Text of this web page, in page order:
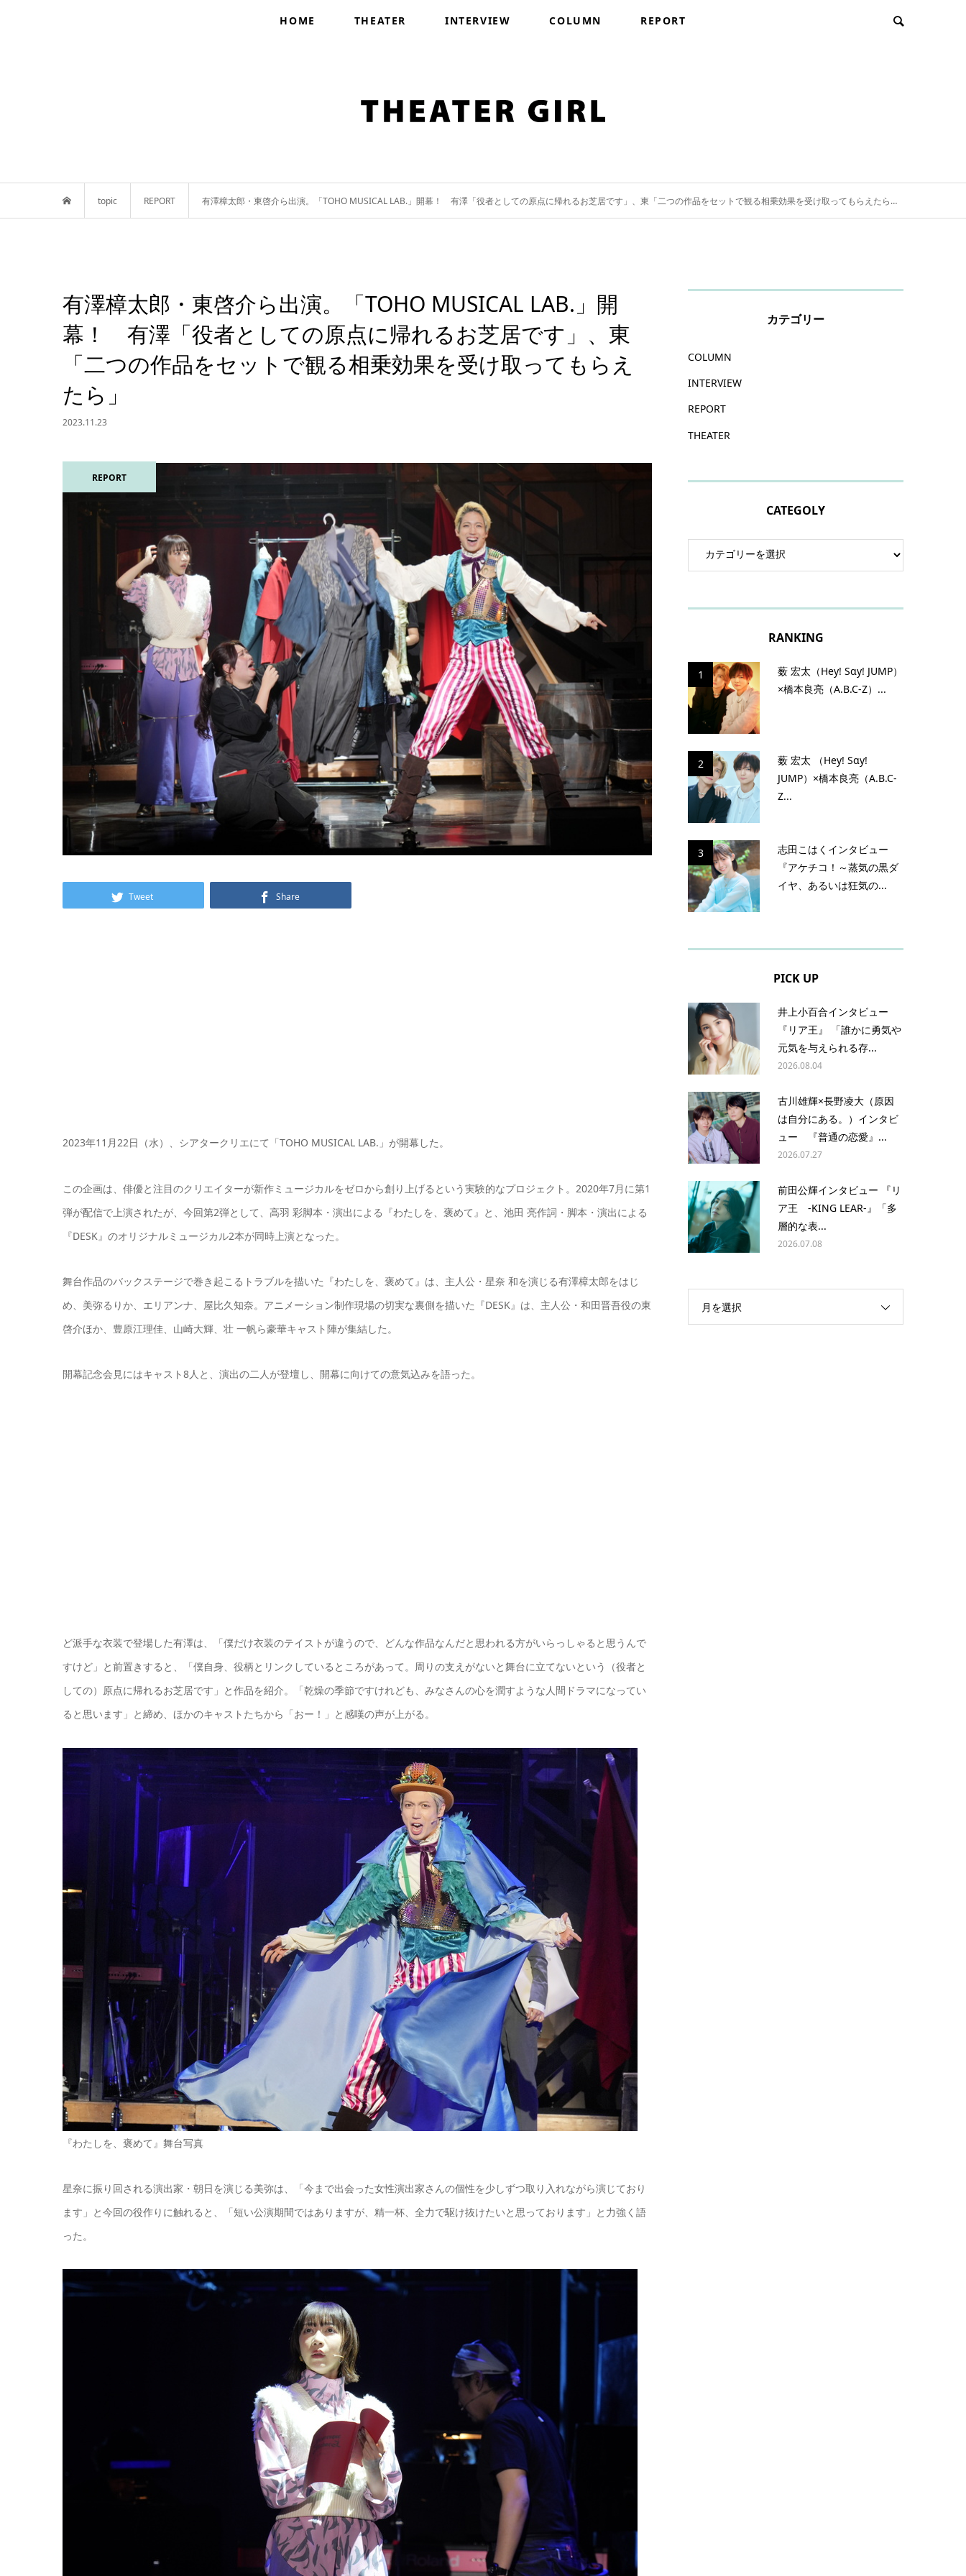
HOME THEATER INTERVIEW COLUMN REPORT
topic REPORT 有澤樟太郎・東啓介ら出演。「TOHO MUSICAL LAB.」開幕！ 有澤「役者としての原点に帰れるお芝居です」、東「二つの作品をセットで観る相乗効果を受け取ってもらえたら」
有澤樟太郎・東啓介ら出演。「TOHO MUSICAL LAB.」開
幕！ 有澤「役者としての原点に帰れるお芝居です」、東
「二つの作品をセットで観る相乗効果を受け取ってもらえ
たら」
2023.11.23
REPORT
Tweet Share
2023年11月22日（水）、シアタークリエにて「TOHO MUSICAL LAB.」が開幕した。
この企画は、俳優と注目のクリエイターが新作ミュージカルをゼロから創り上げるという実験的なプロジェクト。2020年7月に第1
弾が配信で上演されたが、今回第2弾として、高羽 彩脚本・演出による『わたしを、褒めて』と、池田 亮作詞・脚本・演出による
『DESK』のオリジナルミュージカル2本が同時上演となった。
舞台作品のバックステージで巻き起こるトラブルを描いた『わたしを、褒めて』は、主人公・星奈 和を演じる有澤樟太郎をはじ
め、美弥るりか、エリアンナ、屋比久知奈。アニメーション制作現場の切実な裏側を描いた『DESK』は、主人公・和田晋吾役の東
啓介ほか、豊原江理佳、山崎大輝、壮 一帆ら豪華キャスト陣が集結した。
開幕記念会見にはキャスト8人と、演出の二人が登壇し、開幕に向けての意気込みを語った。
ど派手な衣装で登場した有澤は、「僕だけ衣装のテイストが違うので、どんな作品なんだと思われる方がいらっしゃると思うんで
すけど」と前置きすると、「僕自身、役柄とリンクしているところがあって。周りの支えがないと舞台に立てないという（役者と
しての）原点に帰れるお芝居です」と作品を紹介。「乾燥の季節ですけれども、みなさんの心を潤すような人間ドラマになってい
ると思います」と締め、ほかのキャストたちから「おー！」と感嘆の声が上がる。
『わたしを、褒めて』舞台写真
星奈に振り回される演出家・朝日を演じる美弥は、「今まで出会った女性演出家さんの個性を少しずつ取り入れながら演じており
ます」と今回の役作りに触れると、「短い公演期間ではありますが、精一杯、全力で駆け抜けたいと思っております」と力強く語
った。
カテゴリー
COLUMN
INTERVIEW
REPORT
THEATER
CATEGOLY
RANKING
1
薮 宏太（Hey! Sɑy! JUMP）
×橋本良亮（A.B.C-Z）...
2
薮 宏太 （Hey! Sɑy!
JUMP）×橋本良亮（A.B.C-
Z...
3
志田こはくインタビュー
『アケチコ！～蒸気の黒ダ
イヤ、あるいは狂気の...
PICK UP
井上小百合インタビュー
『リア王』 「誰かに勇気や
元気を与えられる存...
2026.08.04
古川雄輝×長野凌大（原因
は自分にある。）インタビ
ュー 『普通の恋愛』...
2026.07.27
前田公輝インタビュー 『リ
ア王 -KING LEAR-』「多
層的な表...
2026.07.08
月を選択